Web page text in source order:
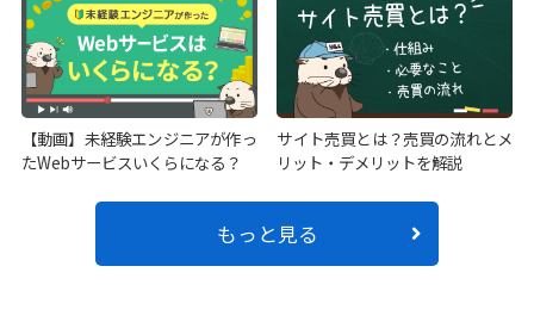
【動画】未経験エンジニアが作っ
たWebサービスいくらになる？
サイト売買とは？売買の流れとメ
リット・デメリットを解説
もっと見る